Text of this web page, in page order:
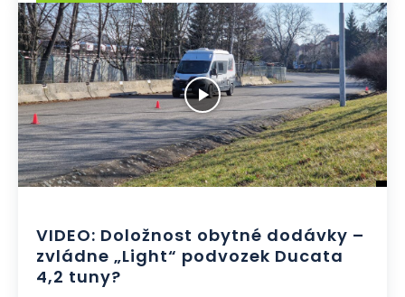
VIDEO: Doložnost obytné dodávky –
zvládne „Light“ podvozek Ducata
4,2 tuny?